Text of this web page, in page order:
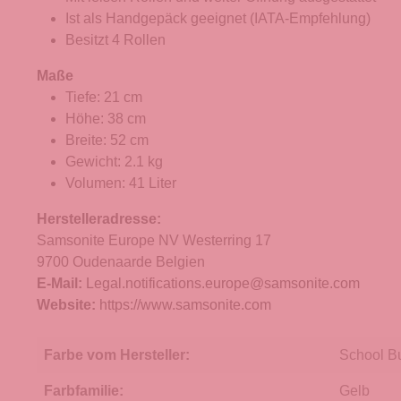
Ist als Handgepäck geeignet (IATA-Empfehlung)
Besitzt 4 Rollen
Maße
Tiefe: 21 cm
Höhe: 38 cm
Breite: 52 cm
Gewicht: 2.1 kg
Volumen: 41 Liter
Herstelleradresse:
Samsonite Europe NV Westerring 17
9700 Oudenaarde Belgien
E-Mail:
Legal.notifications.europe@samsonite.com
Website: https://www.samsonite.com
Farbe vom Hersteller: School
Farbfamilie: Gelb